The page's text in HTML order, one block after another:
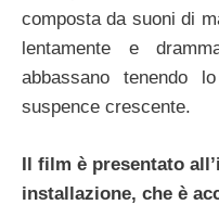
composta da suoni di
lentamente e
abbassano tenendo
suspence crescente.
Il film è presentato
installazione, che è